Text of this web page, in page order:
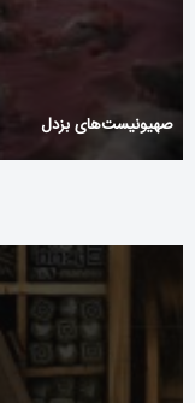
صهیونیست‌های بزدل‌ ‌